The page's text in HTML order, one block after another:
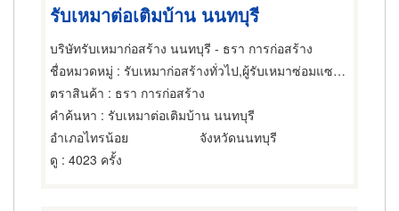
รับเหมาต่อเติมบ้าน นนทบุรี
บริษัทรับเหมาก่อสร้าง นนทบุรี - ธรา การก่อสร้าง
ชื่อหมวดหมู่ : รับเหมาก่อสร้างทั่วไป,ผู้รับเหมาซ่อมแซมและต่อเติมบ้าน,รับสร้างบ้านทรงไทย
ตราสินค้า : ธรา การก่อสร้าง
คำค้นหา : รับเหมาต่อเติมบ้าน นนทบุรี
อำเภอไทรน้อย
จังหวัดนนทบุรี
ดู : 4023 ครั้ง